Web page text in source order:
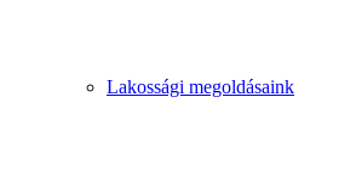
Lakossági megoldásaink